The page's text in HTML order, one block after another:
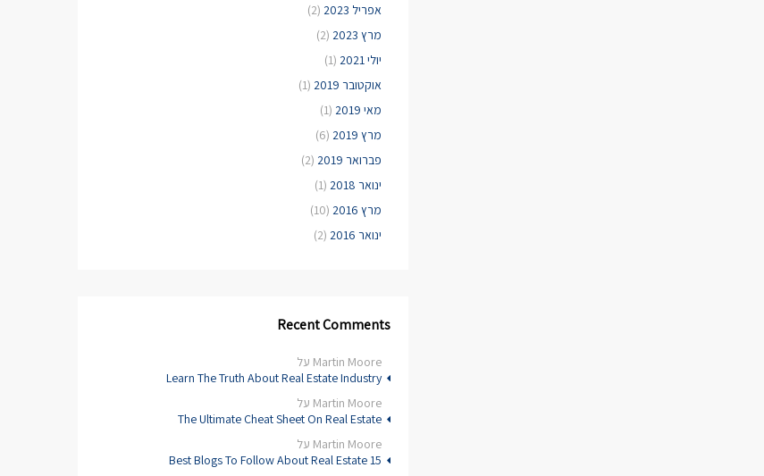
אפריל 2023
(2)
מרץ 2023
(2)
יולי 2021
(1)
אוקטובר 2019
(1)
מאי 2019
(1)
מרץ 2019
(6)
פברואר 2019
(2)
ינואר 2018
(1)
מרץ 2016
(10)
ינואר 2016
(2)
Recent Comments
Martin Moore על
Learn The Truth About Real Estate Industry
Martin Moore על
The Ultimate Cheat Sheet On Real Estate
Martin Moore על
15 Best Blogs To Follow About Real Estate